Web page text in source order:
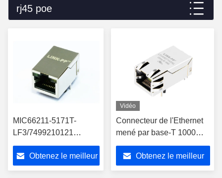
rj45 poe
MIC66211-5171T-
LF3/7499210121
Connecteur RJ45 PoE
Pont redresseur
LPJ4049HDNL
Obtenez le meilleur
Vidéo
Connecteur de l'Ethernet
mené par base-T 1000
Rj45 Lan Jack Industrial
RJ45 POE de port de
JXD7-0601NL 1x1
Obtenez le meilleur